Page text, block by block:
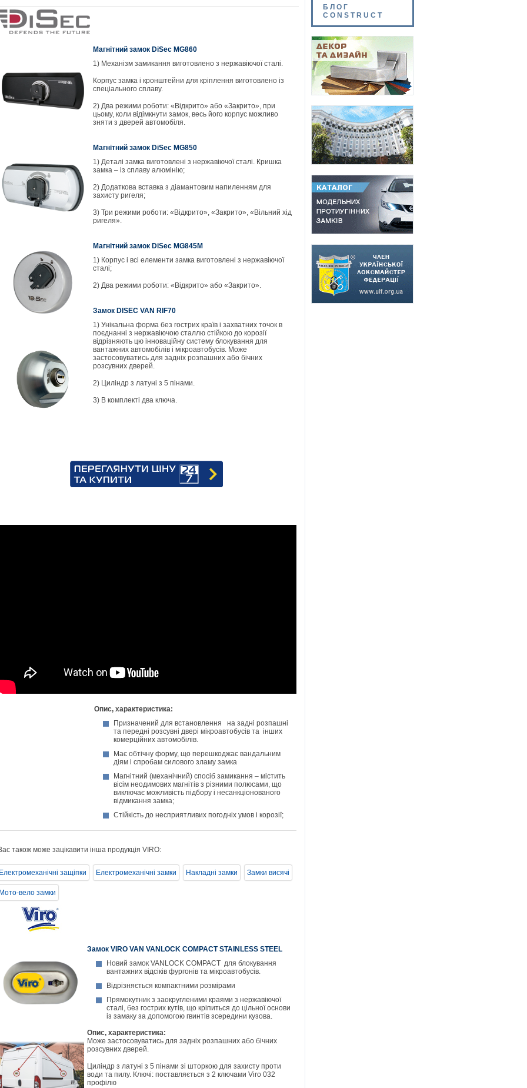
Магнітний замок DiSec MG860
1) Механізм замикання виготовлено з нержавіючої сталі.
Корпус замка і кронштейни для кріплення виготовлено із
спеціального сплаву.
2) Два режими роботи: «Відкрито» або «Закрито», при
цьому, коли відімкнути замок, весь його корпус можливо
зняти з дверей автомобіля.
Магнітний замок DiSec MG850
1) Деталі замка виготовлені з нержавіючої сталі. Кришка
замка – із сплаву алюмінію;
2) Додаткова вставка з діамантовим напиленням для
захисту ригеля;
3) Три режими роботи: «Відкрито», «Закрито», «Вільний хід
ригеля».
Магнітний замок DiSec MG845M
1) Корпус і всі елементи замка виготовлені з нержавіючої
сталі;
2) Два режими роботи: «Відкрито» або «Закрито».
Замок DISEC VAN RIF70
1) Унікальна форма без гострих країв і захватних точок в
поєднанні з нержавіючою сталлю стійкою до корозії
відрізняють цю інноваційну систему блокування для
вантажних автомобілів і мікроавтобусів. Може
застосовуватись для задніх розпашних або бічних
розсувних дверей.
2) Циліндр з латуні з 5 пінами.
3) В комплекті два ключа.
Опис, характеристика:
Призначений для встановлення на задні розпашні
та передні розсувні двері мікроавтобусів та інших
комерційних автомобілів.
Має обтічну форму, що перешкоджає вандальним
діям і спробам силового зламу замка
Магнітний (механічний) спосіб замикання – містить
вісім неодимових магнітів з різними полюсами, що
виключає можливість підбору і несанкціонованого
відмикання замка;
Стійкість до несприятливих погодніх умов і корозії;
також може зацікавити інша продукція VIRO:
защіпки Електромеханічні замки Накладні замки Замки висячі
вело замки
Замок VIRO VAN VANLOCK COMPACT STAINLESS STEEL
Новий замок VANLOCK COMPACT для блокування
вантажних відсіків фургонів та мікроавтобусів.
Відрізняється компактними розмірами
Прямокутник з заокругленими краями з нержавіючої
сталі, без гострих кутів, що кріпиться до цільної основи
із замаку за допомогою гвинтів зсередини кузова.
Опис, характеристика:
Може застосовуватись для задніх розпашних або бічних
розсувних дверей.
Циліндр з латуні з 5 пінами зі шторкою для захисту проти
води та пилу. Ключі: поставляється з 2 ключами Viro 032
профілю
БЛОГ
CONSTRUCT